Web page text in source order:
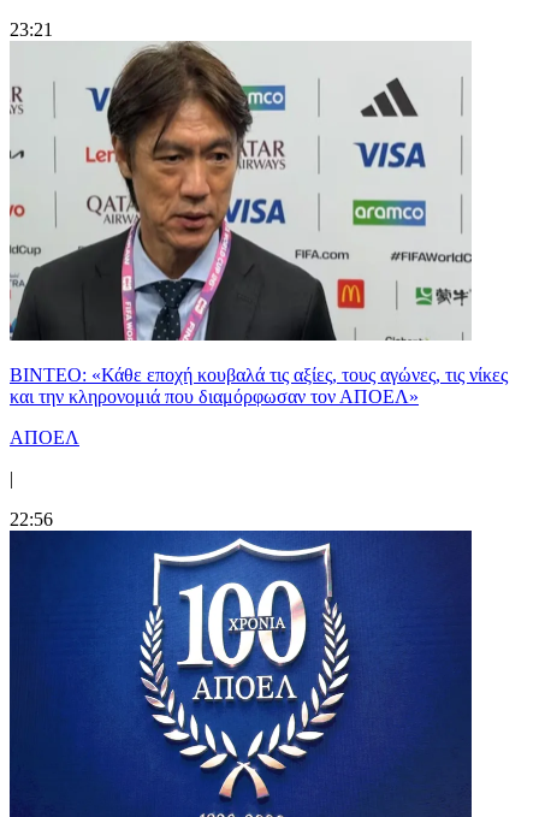
23:21
ΒΙΝΤΕΟ: «Κάθε εποχή κουβαλά τις αξίες, τους αγώνες, τις νίκες
και την κληρονομιά που διαμόρφωσαν τον ΑΠΟΕΛ»
ΑΠΟΕΛ
|
22:56